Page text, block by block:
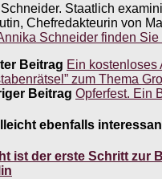
Staatlich
Chefredakteurin von
Schneider finden Sie
Beitrag Ein kostenloses
zum Thema
Beitrag Opferfest. Ein
ebenfalls
ist der erste Schritt zur